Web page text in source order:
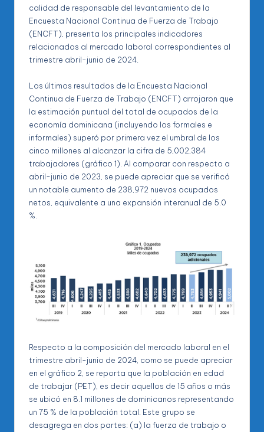
calidad de responsable del levantamiento de la
Encuesta Nacional Continua de Fuerza de Trabajo
(ENCFT), presenta los principales indicadores
relacionados al mercado laboral correspondientes al
trimestre abril-junio de 2024.
Los últimos resultados de la Encuesta Nacional
Continua de Fuerza de Trabajo (ENCFT) arrojaron que
la estimación puntual del total de ocupados de la
economía dominicana (incluyendo los formales e
informales) superó por primera vez el umbral de los
cinco millones al alcanzar la cifra de 5,002,384
trabajadores (gráfico 1). Al comparar con respecto a
abril-junio de 2023, se puede apreciar que se verificó
un notable aumento de 238,972 nuevos ocupados
netos, equivalente a una expansión interanual de 5.0
%.
Respecto a la composición del mercado laboral en el
trimestre abril-junio de 2024, como se puede apreciar
en el gráfico 2, se reporta que la población en edad
de trabajar (PET), es decir aquellos de 15 años o más
se ubicó en 8.1 millones de dominicanos representando
un 75 % de la población total. Este grupo se
desagrega en dos partes: (a) la fuerza de trabajo o